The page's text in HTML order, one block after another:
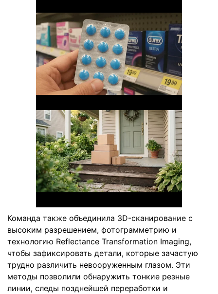
Команда также объединила 3D-сканирование с
высоким разрешением, фотограмметрию и
технологию Reflectance Transformation Imaging,
чтобы зафиксировать детали, которые зачастую
трудно различить невооруженным глазом. Эти
методы позволили обнаружить тонкие резные
линии, следы позднейшей переработки и